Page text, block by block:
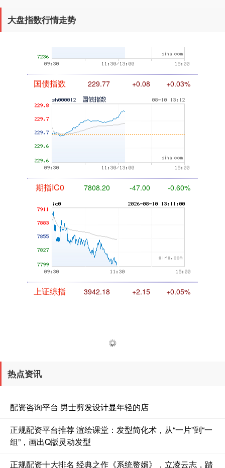
大盘指数行情走势
国债指数 229.77 +0.03%
期指IC0 -47.00 -0.60%
深证成指 14128.73 -182.28
热点资讯
配资咨询平台 男士剪发设计显年轻的店
正规配资平台推荐 渲绘课堂：发型简化术，从“一片”到“一
组”，画出Q版灵动发型
正规配资十大排名 经典之作《系统赘婿》，立凌云志，踏